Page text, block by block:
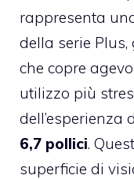
rappresenta
della serie
che copre
utilizzo più
dell’esperienza
6,7 pollici.
superficie di